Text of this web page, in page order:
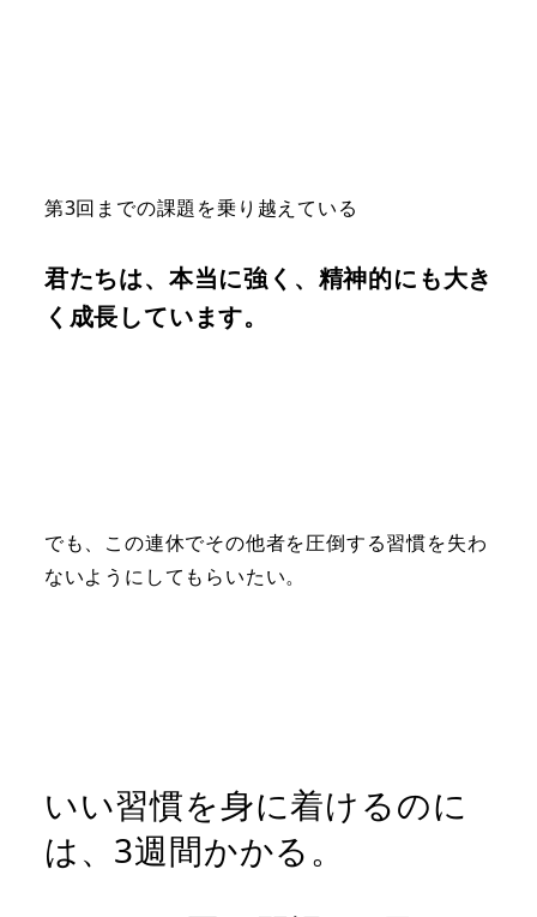
第3回までの課題を乗り越えている
君たちは、本当に強く、精神的にも大き
く成長しています。
でも、この連休でその他者を圧倒する習慣を失わ
ないようにしてもらいたい。
いい習慣を身に着けるのに
は、3週間かかる。